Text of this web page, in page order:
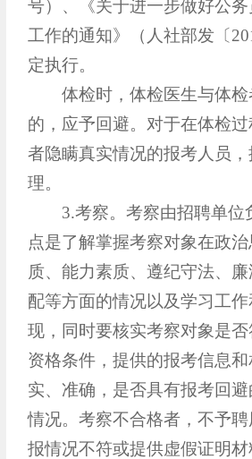
号）、《关于进一步做好公
工作的通知》（人社部发〔
定执行。
体检时，体检医生与体
的，应予回避。对于在体检
者隐瞒真实情况的报考人员
理。
3.考察。考察由招聘单位
点是了解掌握考察对象在政
质、能力素质、遵纪守法、
配等方面的情况以及学习工
现，同时要核实考察对象是
资格条件，提供的报考信息
实、准确，是否具有报考回
情况。考察不合格者，不予
报情况不符或提供虚假证明